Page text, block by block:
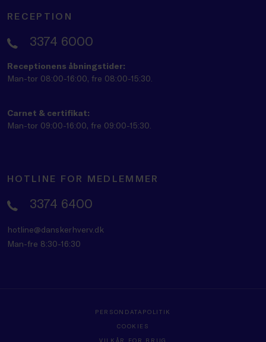
RECEPTION
3374 6000
Receptionens åbningstider:
Man-tor 08:00-16:00, fre 08:00-15:30.
Carnet & certifikat:
Man-tor 09:00-16:00, fre 09:00-15:30.
HOTLINE FOR MEDLEMMER
3374 6400
hotline@danskerhverv.dk
Man-fre 8:30-16:30
PERSONDATAPOLITIK
COOKIES
VILKÅR FOR BRUG